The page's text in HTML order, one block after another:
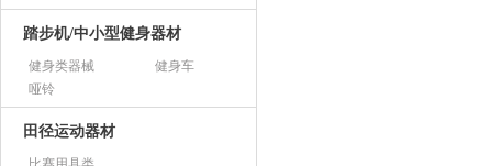
踏步机/中小型健身器材
健身类器械
健身车
哑铃
田径运动器材